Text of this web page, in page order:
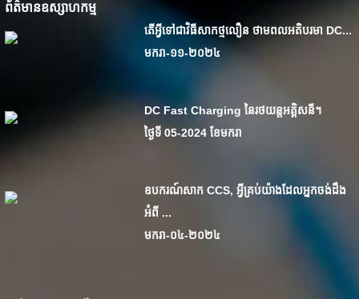
ព័ត៌មានឧស្សាហកម្ម
តើ​អ្វី​ទៅ​ជា​វិធី​សាក​ថ្ម​លឿន ថាមពល​អតិបរមា DC...
មករា-១១-២០២៤
DC Fast Charging នៃរថយន្តអគ្គិសនី។
ថ្ងៃទី 05-2024 ខែមករា
ឧបករណ៍សាក CCS, អ្វីគ្រប់យ៉ាងដែលអ្នកចង់ដឹង
អំពី ...
មករា-០៤-២០២៤